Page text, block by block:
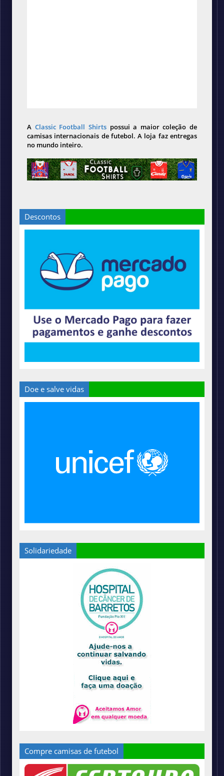
A Classic Football Shirts possui a maior coleção de
camisas internacionais de futebol. A loja faz entregas
no mundo inteiro.
Descontos
Doe e salve vidas
Solidariedade
Compre camisas de futebol